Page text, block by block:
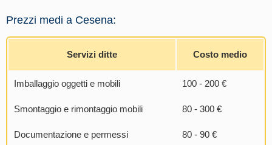
Prezzi medi a Cesena:
Servizi ditte Costo medio
Imballaggio oggetti e mobili 100 - 200 €
Smontaggio e rimontaggio mobili 80 - 300 €
Documentazione e permessi 80 - 90 €